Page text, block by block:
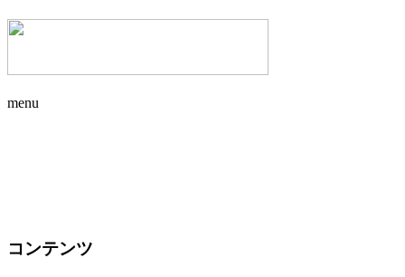
menu
コンテンツ